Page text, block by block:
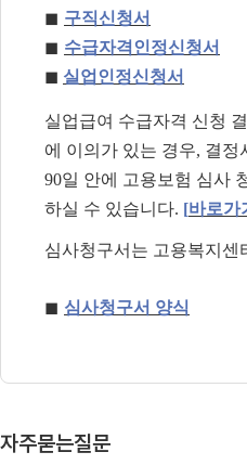
◼ 구직신청서
◼ 수급자격인정신청서
◼ 실업인정신청서
실업급여 수급자격 신청
에 이의가 있는 경우, 결정
90일 안에
고용보험 심사
하실 수 있습니다. [바로가
심사청구서는 고용복지센
◼ 심사청구서 양식
자주묻는질문